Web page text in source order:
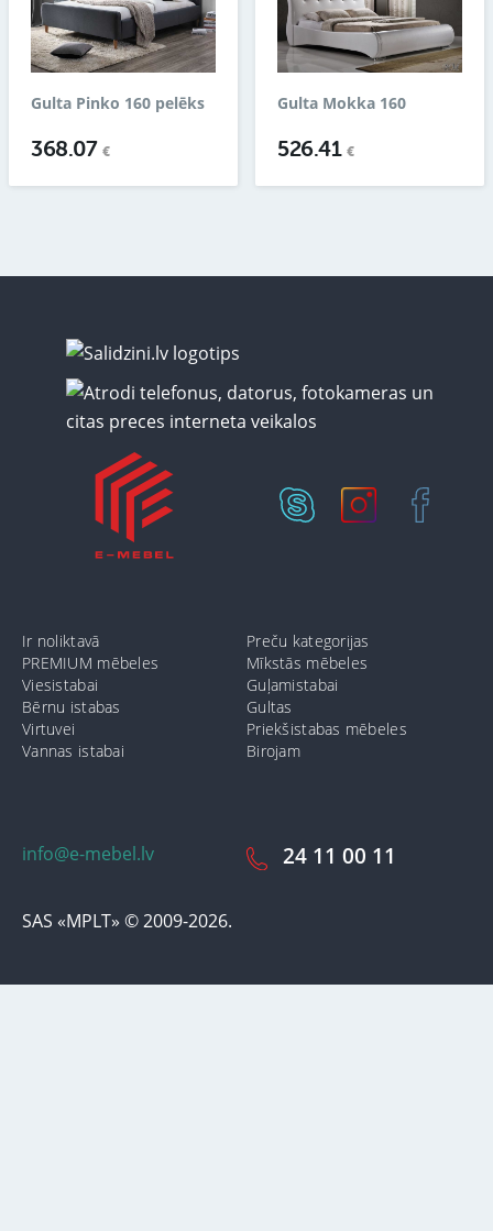
Gulta Pinko 160 pelēks
368.07€
Gulta Mokka 160
526.41€
info@e-mebel.lv
SAS «MPLT» © 2009-2026.
24 11 00 11
Ir noliktavā
Preču kategorijas
PREMIUM mēbeles
Mīkstās mēbeles
Viesistabai
Guļamistabai
Bērnu istabas
Gultas
Virtuvei
Priekšistabas mēbeles
Vannas istabai
Birojam